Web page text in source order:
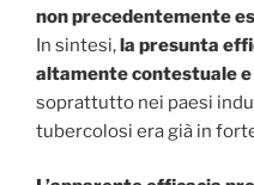
non precedentemente
In sintesi,la presunta
altamente contestuale
soprattutto nei paesi
tubercolosi era già in